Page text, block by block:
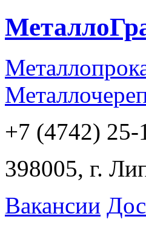
+7 (4742)
398005, г.
Вакансии